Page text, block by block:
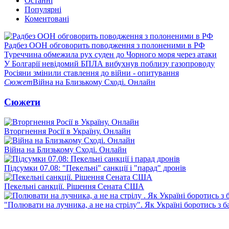
Популярні
Коментовані
Радбез ООН обговорить поводження з полоненими в РФ
Туреччина обмежила рух суден до Чорного моря через атаки
У Болгарії невідомий БПЛА вибухнув поблизу газопроводу
Росіяни змінили ставлення до війни - опитування
СюжетВійна на Близькому Сході. Онлайн
Сюжети
Вторгнення Росії в Україну. Онлайн
Війна на Близькому Сході. Онлайн
Підсумки 07.08: "Пекельні" санкції і "парад" дронів
Пекельні санкції. Рішення Сената США
"Полювати на лучника, а не на стрілу". Як Україні боротись з